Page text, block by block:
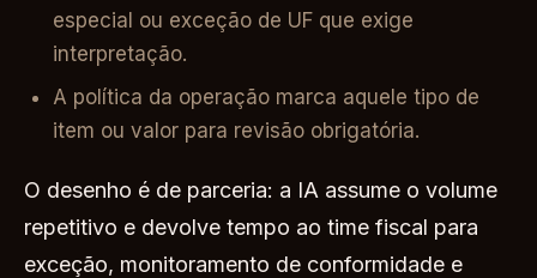
especial ou exceção de UF que exige
interpretação.
A política da operação marca aquele tipo de
item ou valor para revisão obrigatória.
O desenho é de parceria: a IA assume o volume
repetitivo e devolve tempo ao time fiscal para
exceção, monitoramento de conformidade e